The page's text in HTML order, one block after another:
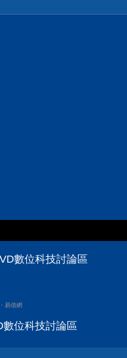
數位科技討論區
易借網
位科技討論區